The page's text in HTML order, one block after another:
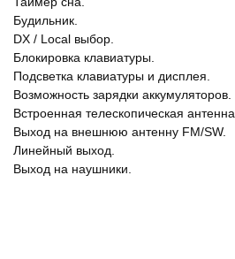
Будильник.
DX / Local выбор.
Блокировка клавиатуры.
Подсветка клавиатуры и дисплея.
Возможность зарядки аккумуляторов.
Встроенная телескопическая антенна.
Выход на внешнюю антенну FM/SW.
Линейный выход.
Выход на наушники.